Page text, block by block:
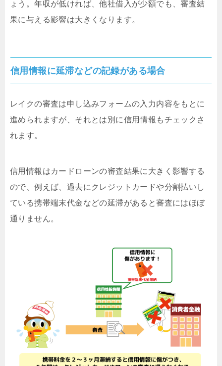
ょう。年収が低ければ、他社借入が少額でも、審査結
果に与える影響は大きくなります。
信用情報に延滞などの記録がある場合
レイクの審査は申し込みフォームの入力内容をもとに
進められますが、それとは別に信用情報もチェックさ
れます。
信用情報はカードローンの審査結果に大きく影響する
ので、例えば、過去にクレジットカードや分割払いし
ている携帯端末代金などの延滞があると審査にはほぼ
通りません。